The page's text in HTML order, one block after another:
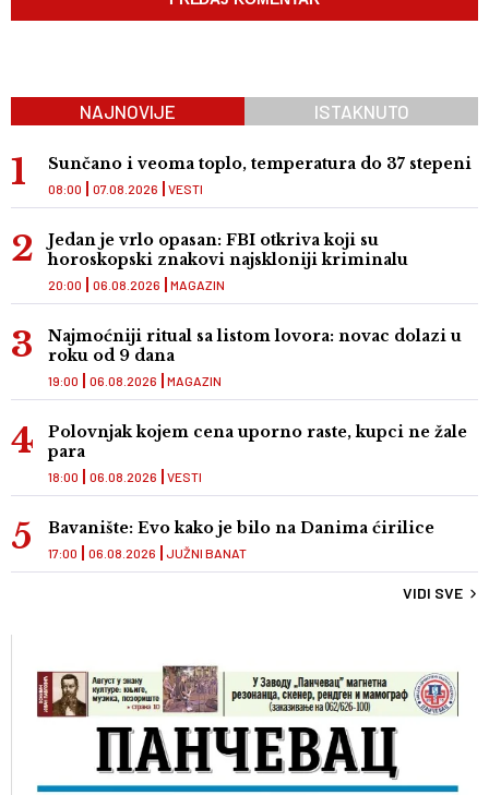
NAJNOVIJE ISTAKNUTO
Sunčano i veoma toplo, temperatura do 37 stepeni
VESTI
08:00 07.08.2026
Jedan je vrlo opasan: FBI otkriva koji su
horoskopski znakovi najskloniji kriminalu
MAGAZIN
20:00 06.08.2026
Najmoćniji ritual sa listom lovora: novac dolazi u
roku od 9 dana
MAGAZIN
19:00 06.08.2026
Polovnjak kojem cena uporno raste, kupci ne žale
para
VESTI
18:00 06.08.2026
Bavanište: Evo kako je bilo na Danima ćirilice
JUŽNI BANAT
17:00 06.08.2026
VIDI SVE